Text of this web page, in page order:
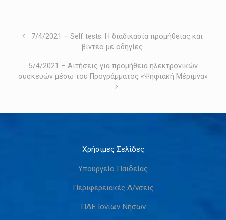
7/4/2021 – Self tests. Η διαδικασία προμήθειας και
βίντεο με οδηγίες.
5/4/2021 – Αιτήσεις για προμήθεια ηλεκτρονικών
συσκευών μέσω του Προγράμματος «Ψηφιακή Μέριμνα»
Χρήσιμες Σελίδες
Υπουργείο Παιδείας
Περιφερειακές Δ/νσεις
ΠΔΕ Ιονίων Νήσων